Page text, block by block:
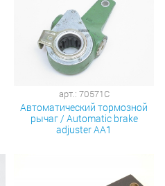
арт.: 70571C
Автоматический тормозной
рычаг / Automatic brake
adjuster AA1